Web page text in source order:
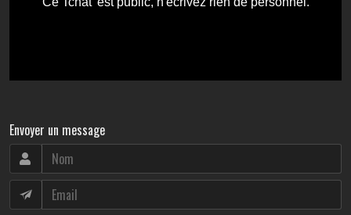
Envoyer un message